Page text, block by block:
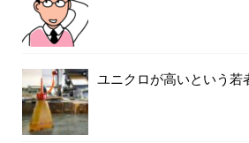
ユニクロが高いという若